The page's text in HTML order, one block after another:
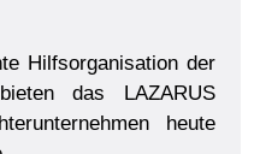
Hilfsorganisation der
das LAZARUS
heute